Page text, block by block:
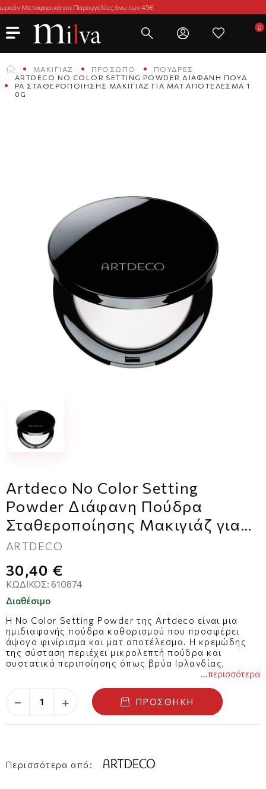
Άμεση Παράδοση σε 2-3 Ημέρες
ΜΑΚΙΓΙΆΖ ΠΡΌΣΩΠΟ
ΠΟΎΔΡΕΣ
ARTDECO NO COLOR SETTING POWDER ΔΙΆΦΑΝΗ ΠΟΎΔ
ΡΑ ΣΤΑΘΕΡΟΠΟΊΗΣΗΣ ΜΑΚΙΓΙΆΖ ΓΙΑ ΜΑΤ ΑΠΟΤΈΛΕΣΜΑ 1
0G
Artdeco No Color Setting
Powder Διάφανη Πούδρα
Σταθεροποίησης Μακιγιάζ για
Ματ Αποτέλεσμα 10g
ARTDECO
30,40 €
ΚΩΔΙΚΌΣ: 610874
Διαθέσιμο
Η No Color Setting Powder της Artdeco είναι μια
ημιδιαφανής πούδρα καθορισμού που προσφέρει
άψογο φινίρισμα και ματ αποτέλεσμα. Η κρεμώδης
της σύσταση περιέχει μικρολεπτή πούδρα και
συστατικά περιποίησης όπως βρύα Ιρλανδίας,
θαλασσινό νερό πλούσιο σε μεταλλικά στοιχεία και
φωτός, χαρίζοντας λαμπερή επιδερμίδα σε κάθε
περίσταση.
...περισσότερα
− + ΠΡΟΣΘΉΚΗ
Περισσότερα από: